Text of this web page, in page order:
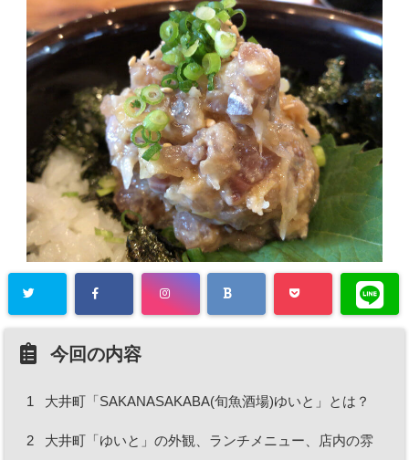
今回の内容
1 大井町「SAKANASAKABA(旬魚酒場)ゆいと」とは？
2
大井町「ゆいと」の外観、ランチメニュー、店内の雰